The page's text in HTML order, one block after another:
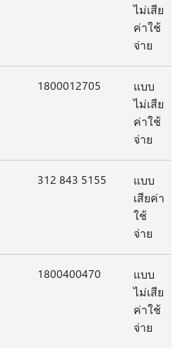
ไม่เสีย
ค่าใช้
จ่าย
1800012705
แบบ
ไม่เสีย
ค่าใช้
จ่าย
312 843 5155
แบบ
เสียค่า
ใช้
จ่าย
1800400470
แบบ
ไม่เสีย
ค่าใช้
จ่าย